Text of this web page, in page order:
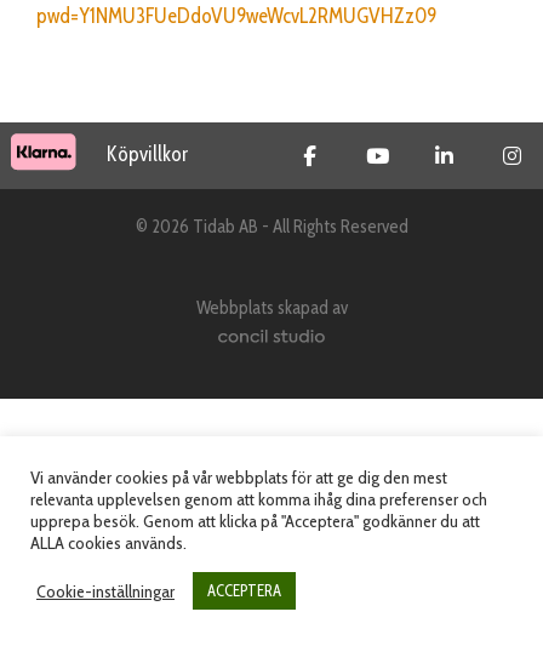
pwd=Y1NMU3FUeDdoVU9weWcvL2RMUGVHZz09
Köpvillkor
© 2026 Tidab AB - All Rights Reserved
Webbplats skapad av
Vi använder cookies på vår webbplats för att ge dig den mest
relevanta upplevelsen genom att komma ihåg dina preferenser och
upprepa besök. Genom att klicka på "Acceptera" godkänner du att
ALLA cookies används.
Cookie-inställningar ACCEPTERA